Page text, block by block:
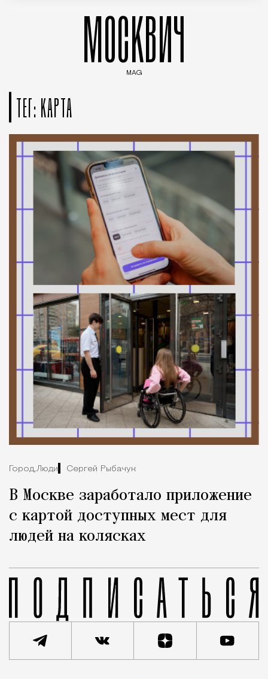
МОСКВИЧ
MAG
ТЕГ: КАРТА
Город,Люди Сергей Рыбачук
В Москве заработало приложение
с картой доступных мест для
людей на колясках